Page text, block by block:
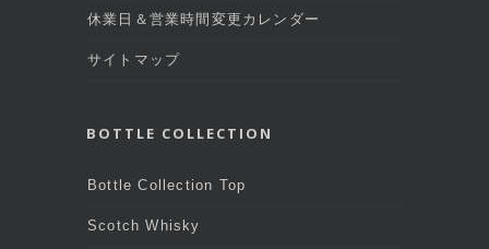
休業日＆営業時間変更カレンダー
サイトマップ
BOTTLE COLLECTION
Bottle Collection Top
Scotch Whisky